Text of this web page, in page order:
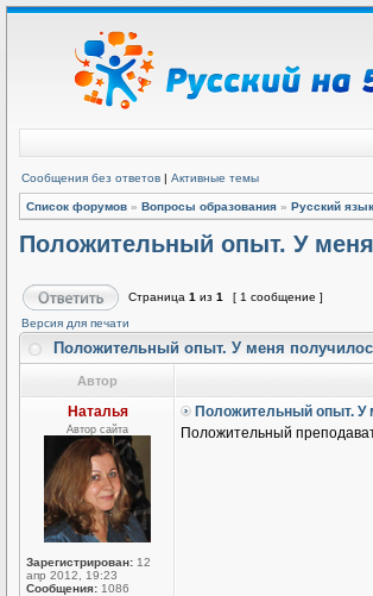
Сообщения без ответов | Активные темы
Список форумов » Вопросы образования » Русский
Положительный опыт. У
Страница 1 из 1
[ 1 сообщение ]
Версия для печати
Положительный опыт. У меня
Автор
Наталья
Автор сайта
Зарегистрирован: 12
апр 2012, 19:23
Сообщения: 1086
Положительный опыт. У
Положительный